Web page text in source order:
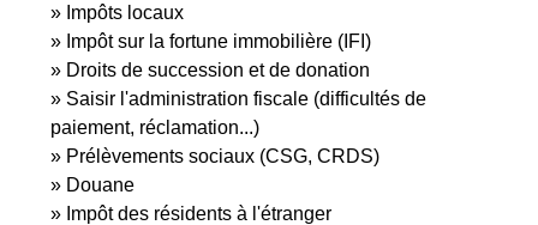
Impôts locaux
Impôt sur la fortune immobilière (IFI)
Droits de succession et de donation
Saisir l'administration fiscale (difficultés de
paiement, réclamation...)
Prélèvements sociaux (CSG, CRDS)
Douane
Impôt des résidents à l'étranger